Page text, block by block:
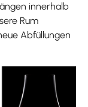
innerhalb
Rum
Abfüllungen